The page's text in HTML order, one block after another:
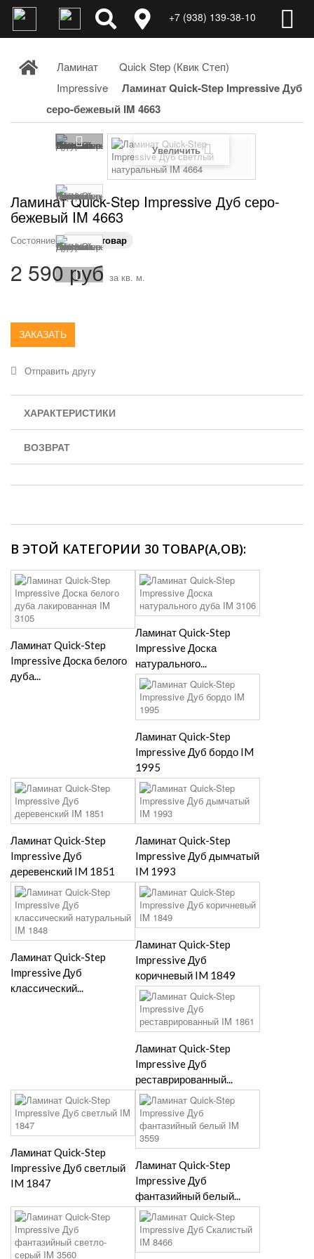
+7 (938) 139-38-10
Ламинат
Quick Step (Квик Степ)
Impressive
Ламинат Quick-Step Impressive Дуб
серо-бежевый IM 4663
Увеличить
Ламинат Quick-Step Impressive Дуб серо-
бежевый IM 4663
Состояние: Новый товар
2 590 руб за кв. м.
ЗАКАЗАТЬ
Отправить другу
ХАРАКТЕРИСТИКИ
ВОЗВРАТ
В ЭТОЙ КАТЕГОРИИ 30 ТОВАР(А,ОВ):
Ламинат Quick-Step
Impressive Доска белого
дуба...
Ламинат Quick-Step
Impressive Доска
натурального...
Ламинат Quick-Step
Impressive Дуб бордо IM
1995
Ламинат Quick-Step
Impressive Дуб
деревенский IM 1851
Ламинат Quick-Step
Impressive Дуб дымчатый
IM 1993
Ламинат Quick-Step
Impressive Дуб
классический...
Ламинат Quick-Step
Impressive Дуб
коричневый IM 1849
Ламинат Quick-Step
Impressive Дуб
реставрированный...
Ламинат Quick-Step
Impressive Дуб светлый
IM 1847
Ламинат Quick-Step
Impressive Дуб
фантазийный белый...